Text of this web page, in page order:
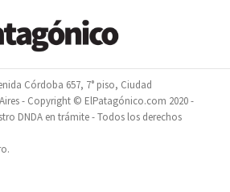
Córdoba 657, 7° piso, Ciudad
- Copyright © ElPatagónico.com 2020 -
DNDA en trámite - Todos los derechos